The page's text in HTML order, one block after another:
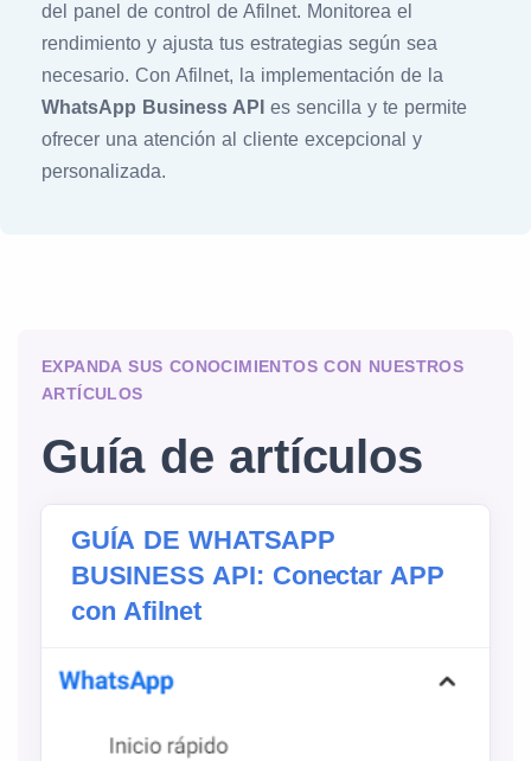
del panel de control de Afilnet. Monitorea el
rendimiento y ajusta tus estrategias según sea
necesario. Con Afilnet, la implementación de la
WhatsApp Business API es sencilla y te permite
ofrecer una atención al cliente excepcional y
personalizada.
EXPANDA SUS CONOCIMIENTOS CON NUESTROS
ARTÍCULOS
Guía de artículos
GUÍA DE WHATSAPP
BUSINESS API: Conectar APP
con Afilnet